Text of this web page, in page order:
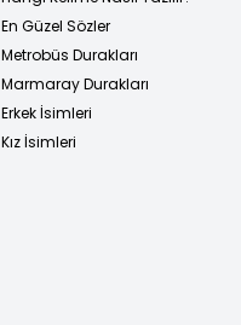
En Güzel Sözler
Metrobüs Durakları
Marmaray Durakları
Erkek İsimleri
Kız İsimleri